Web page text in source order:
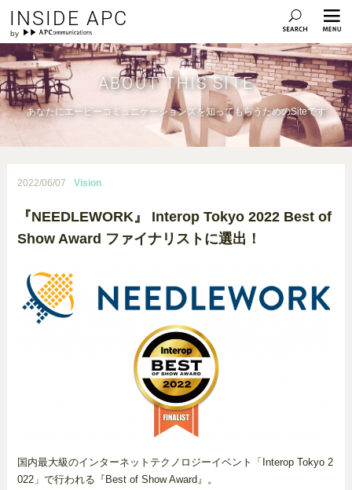
INSIDE APC
ABOUT THIS SITE
あなたにエーピーコミュニケーションズを知ってもらうためのSiteです
2022/06/07 Vision
『NEEDLEWORK』 Interop Tokyo 2022 Best of
Show Award ファイナリストに選出！
国内最大級のインターネットテクノロジーイベント「Interop Tokyo 2
022」で行われる『Best of Show Award』。